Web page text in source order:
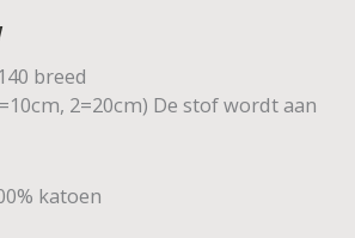
breed
2=20cm) De stof wordt aan
katoen